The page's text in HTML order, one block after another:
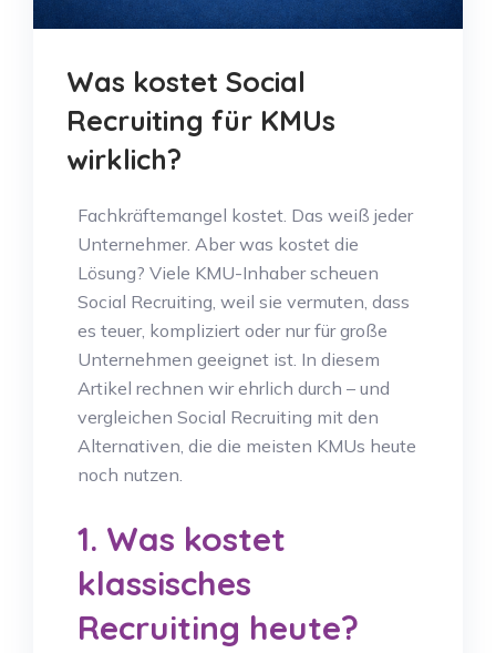
Was kostet Social
Recruiting für KMUs
wirklich?
Fachkräftemangel kostet. Das weiß jeder
Unternehmer. Aber was kostet die
Lösung? Viele KMU-Inhaber scheuen
Social Recruiting, weil sie vermuten, dass
es teuer, kompliziert oder nur für große
Unternehmen geeignet ist. In diesem
Artikel rechnen wir ehrlich durch – und
vergleichen Social Recruiting mit den
Alternativen, die die meisten KMUs heute
noch nutzen.
1. Was kostet
klassisches
Recruiting heute?